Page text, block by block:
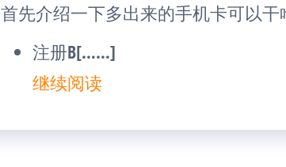
首先介绍一下多出来的手机卡可以干
注册B[……]
继续阅读